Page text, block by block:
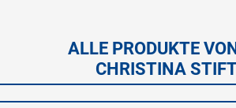
ALLE PRODUKTE
CHRISTINA